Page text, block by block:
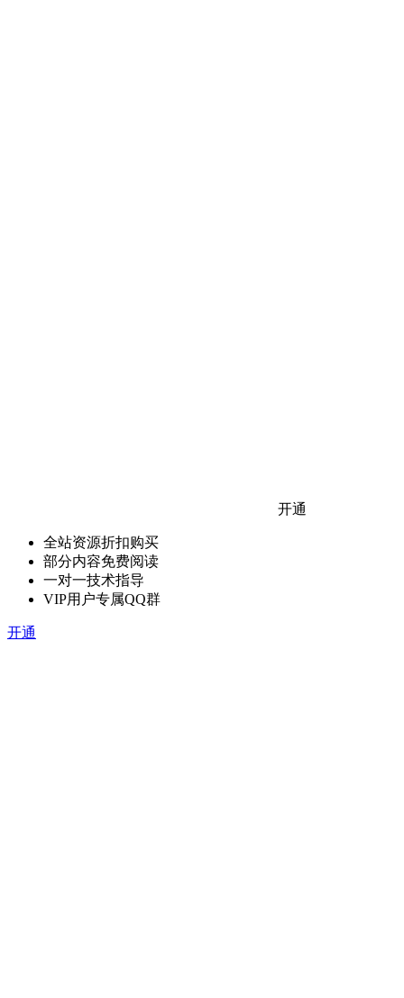
开通
全站资源折扣购买
部分内容免费阅读
一对一技术指导
VIP用户专属QQ群
开通